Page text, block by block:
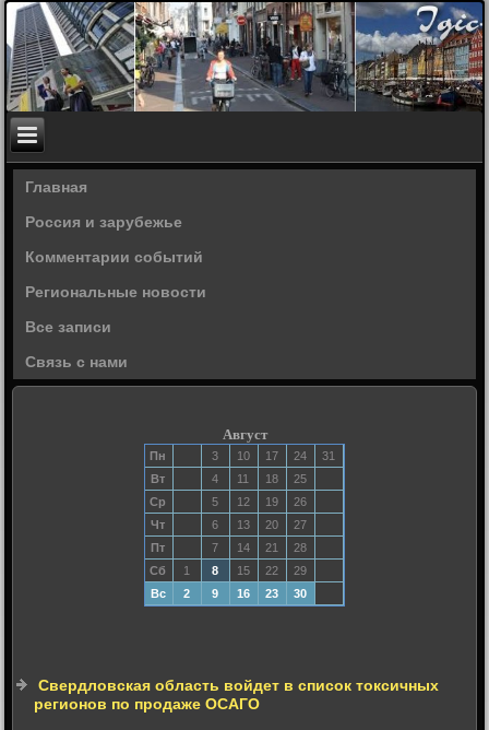
Главная
Россия и зарубежье
Комментарии событий
Региональные новости
Все записи
Связь с нами
Август
Пн 3 10 17 24
31
Вт
4 11 18
25
Ср
5 12 19
26
Чт
6 13 20
27
Пт
7 14 21
28
Сб
1 8 15 22
29
Вс
2 9 16 23 30
Свердловская область войдет в список токсичных
регионов по продаже ОСАГО